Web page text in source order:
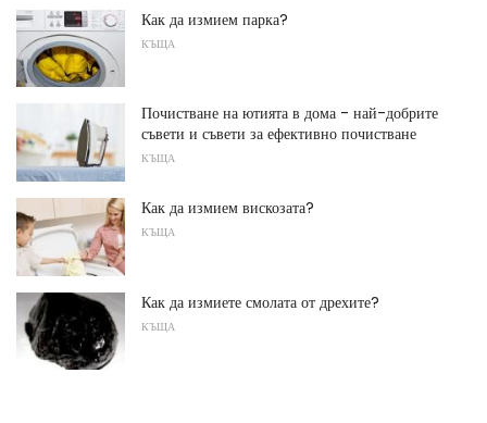
Как да измием парка?
КЪЩА
Почистване на ютията в дома - най-добрите
съвети и съвети за ефективно почистване
КЪЩА
Как да измием вискозата?
КЪЩА
Как да измиете смолата от дрехите?
КЪЩА